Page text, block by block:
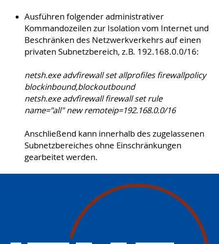
Ausführen folgender administrativer
Kommandozeilen zur Isolation vom Internet und
Beschränken des Netzwerkverkehrs auf einen
privaten Subnetzbereich, z.B. 192.168.0.0/16:
netsh.exe advfirewall set allprofiles firewallpolicy
blockinbound,blockoutbound
netsh.exe advfirewall firewall set rule
name="all" new remoteip=192.168.0.0/16
Anschließend kann innerhalb des zugelassenen
Subnetzbereiches ohne Einschränkungen
gearbeitet werden.